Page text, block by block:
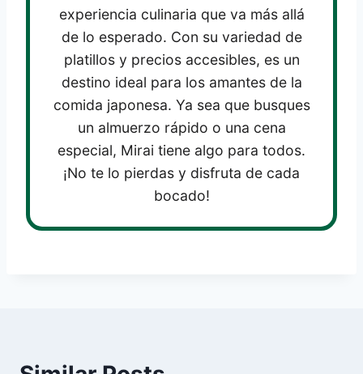
experiencia culinaria que va más allá
de lo esperado. Con su variedad de
platillos y precios accesibles, es un
destino ideal para los amantes de la
comida japonesa. Ya sea que busques
un almuerzo rápido o una cena
especial, Mirai tiene algo para todos.
¡No te lo pierdas y disfruta de cada
bocado!